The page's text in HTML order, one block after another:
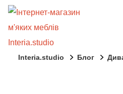
Interia.studio Блог